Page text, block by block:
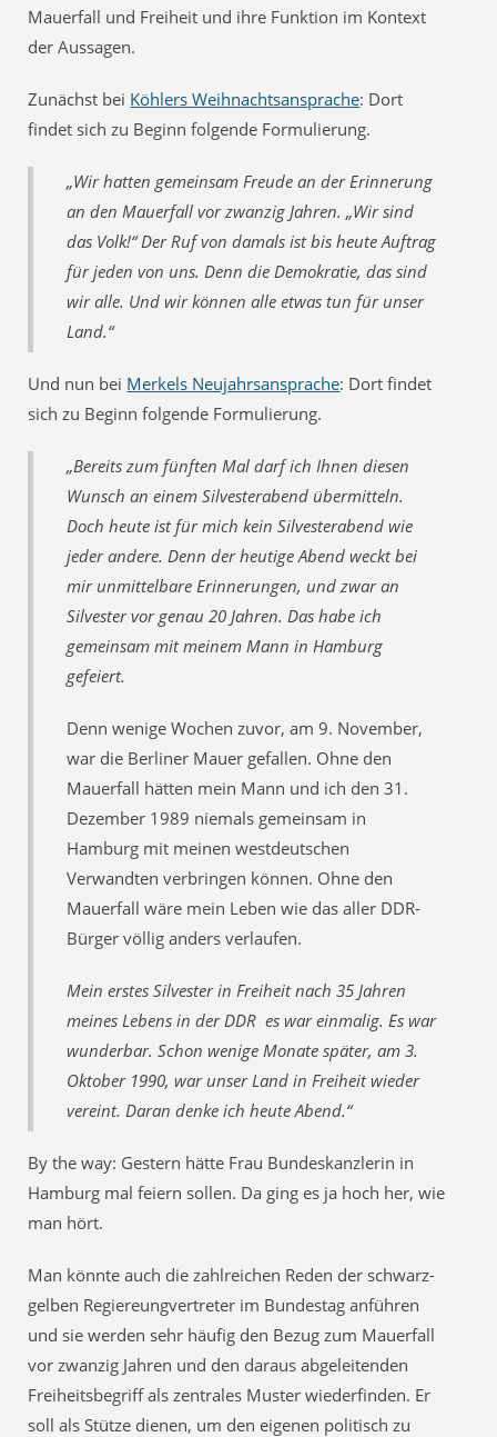
Mauerfall und Freiheit und ihre Funktion im Kontext
der Aussagen.
Zunächst bei Köhlers Weihnachtsansprache: Dort
findet sich zu Beginn folgende Formulierung.
„Wir hatten gemeinsam Freude an der Erinnerung
an den Mauerfall vor zwanzig Jahren. „Wir sind
das Volk!“ Der Ruf von damals ist bis heute Auftrag
für jeden von uns. Denn die Demokratie, das sind
wir alle. Und wir können alle etwas tun für unser
Land.“
Und nun bei Merkels Neujahrsansprache: Dort findet
sich zu Beginn folgende Formulierung.
„Bereits zum fünften Mal darf ich Ihnen diesen
Wunsch an einem Silvesterabend übermitteln.
Doch heute ist für mich kein Silvesterabend wie
jeder andere. Denn der heutige Abend weckt bei
mir unmittelbare Erinnerungen, und zwar an
Silvester vor genau 20 Jahren. Das habe ich
gemeinsam mit meinem Mann in Hamburg
gefeiert.
Denn wenige Wochen zuvor, am 9. November,
war die Berliner Mauer gefallen. Ohne den
Mauerfall hätten mein Mann und ich den 31.
Dezember 1989 niemals gemeinsam in
Hamburg mit meinen westdeutschen
Verwandten verbringen können. Ohne den
Mauerfall wäre mein Leben wie das aller DDR-
Bürger völlig anders verlaufen.
Mein erstes Silvester in Freiheit nach 35 Jahren
meines Lebens in der DDR  es war einmalig. Es war
wunderbar. Schon wenige Monate später, am 3.
Oktober 1990, war unser Land in Freiheit wieder
vereint. Daran denke ich heute Abend.“
By the way: Gestern hätte Frau Bundeskanzlerin in
Hamburg mal feiern sollen. Da ging es ja hoch her, wie
man hört.
Man könnte auch die zahlreichen Reden der schwarz-
gelben Regiereungvertreter im Bundestag anführen
und sie werden sehr häufig den Bezug zum Mauerfall
vor zwanzig Jahren und den daraus abgeleitenden
Freiheitsbegriff als zentrales Muster wiederfinden. Er
soll als Stütze dienen, um den eigenen politisch zu